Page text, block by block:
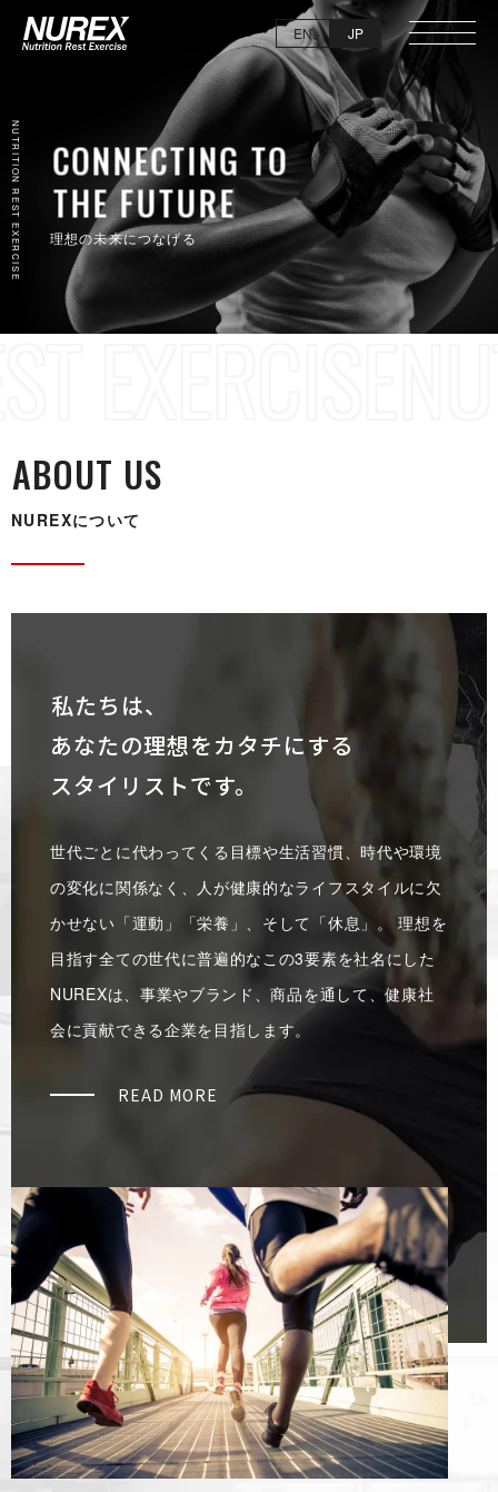
EN JP
理想の未来に つ な げ る
NUTRITION REST EXER C I S E
C I S E
ABOU T U S
NUREX に つ い て
私たちは、
あなたの理想をカタチにする
スタイリストです。
世代ごとに代わってくる目標や生活習慣、時代や環境
の変化に関係なく、人が健康的なライフスタイルに欠
かせない「運動」「栄養」、そして「休息」。 理想を
目指す全ての世代に普遍的なこの3要素を社名にした
NUREXは、事業やブランド、商品を通して、健康社
会に貢献できる企業を目指します。
READ MORE